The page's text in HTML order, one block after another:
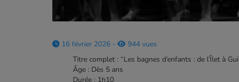
16 février 2026 -
944 vues
Titre complet : “Les bagnes d’enfants : de l’Îlet à
Âge : Dès 5 ans
Durée : 1h10